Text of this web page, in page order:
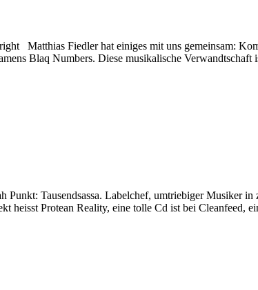
Matthias Fiedler hat einiges mit uns gemeinsam:
Blaq Numbers. Diese musikalische
Tausendsassa. Labelchef, umtriebiger Musiker in
heisst Protean Reality, eine tolle Cd ist bei Cleanfeed,